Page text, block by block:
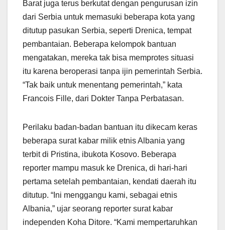
Barat juga terus berkutat dengan pengurusan izin
dari Serbia untuk memasuki beberapa kota yang
ditutup pasukan Serbia, seperti Drenica, tempat
pembantaian. Beberapa kelompok bantuan
mengatakan, mereka tak bisa memprotes situasi
itu karena beroperasi tanpa ijin pemerintah Serbia.
“Tak baik untuk menentang pemerintah,” kata
Francois Fille, dari Dokter Tanpa Perbatasan.
Perilaku badan-badan bantuan itu dikecam keras
beberapa surat kabar milik etnis Albania yang
terbit di Pristina, ibukota Kosovo. Beberapa
reporter mampu masuk ke Drenica, di hari-hari
pertama setelah pembantaian, kendati daerah itu
ditutup. “Ini menggangu kami, sebagai etnis
Albania,” ujar seorang reporter surat kabar
independen Koha Ditore. “Kami mempertaruhkan